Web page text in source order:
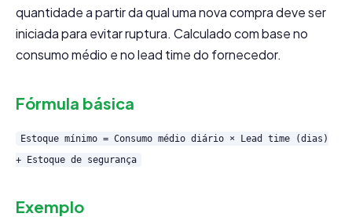
quantidade a partir da qual uma nova compra deve ser
iniciada para evitar ruptura. Calculado com base no
consumo médio e no lead time do fornecedor.
Fórmula básica
Estoque mínimo = Consumo médio diário × Lead time (dias)
+ Estoque de segurança
Exemplo